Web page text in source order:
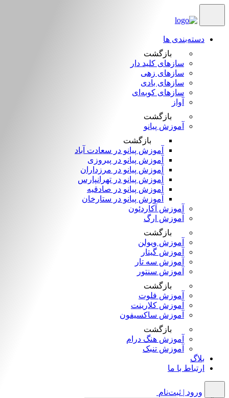
دسته‌بندی ها
بازگشت
سازهای کلید دار
سازهای زهی
سازهای بادی
سازهای کوبه‌‎ای
آواز
بازگشت
آموزش پیانو
بازگشت
آموزش پیانو در سعادت آباد
آموزش پیانو در پیروزی
آموزش پیانو در مرزداران
آموزش پیانو در تهرانپارس
آموزش پیانو در صادقیه
آموزش پیانو در ستارخان
آموزش آکاردئون
آموزش ارگ
بازگشت
آموزش ویولن
آموزش گیتار
آموزش سه تار
آموزش سنتور
بازگشت
آموزش فلوت
آموزش کلارینت
آموزش ساکسیفون
بازگشت
آموزش هنگ درام
آموزش تنبک
بلاگ
ارتباط با ما
ورود | ثبت‌نام